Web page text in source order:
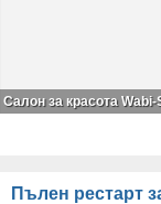
Салон за красота Wabi-
Пълен рестарт